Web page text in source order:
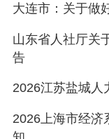
大连市：关于做
山东省人社厅关
告
2026江苏盐城人
2026上海市经济